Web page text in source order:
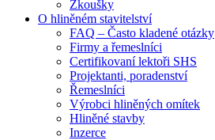
Zkoušky
O hliněném stavitelství
FAQ – Často kladené otázky
Firmy a řemeslníci
Certifikovaní lektoři SHS
Projektanti, poradenství
Řemeslníci
Výrobci hliněných omítek
Hliněné stavby
Inzerce